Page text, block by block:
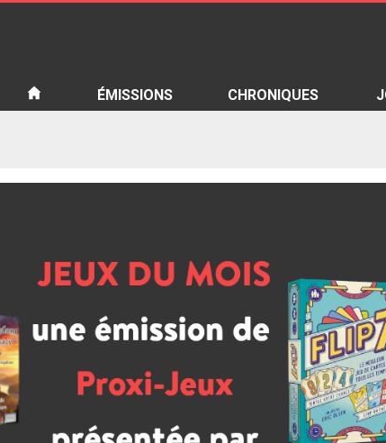
ÉMISSIONS CHRONIQUES